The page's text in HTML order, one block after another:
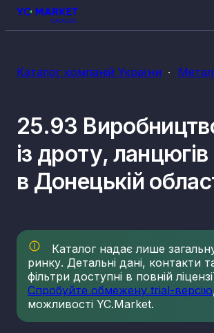
Каталог компаній України
25.93
із дроту,
в Донецькій
Каталог надає лише
ринку. Детальні дані, контакти
фільтри доступні в повній
Спробуйте обмежену trial-версію
можливості YC.Market.